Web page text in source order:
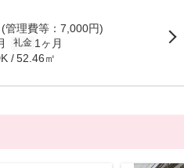
(管理費等：7,000円)
礼金 1ヶ月
52.46㎡